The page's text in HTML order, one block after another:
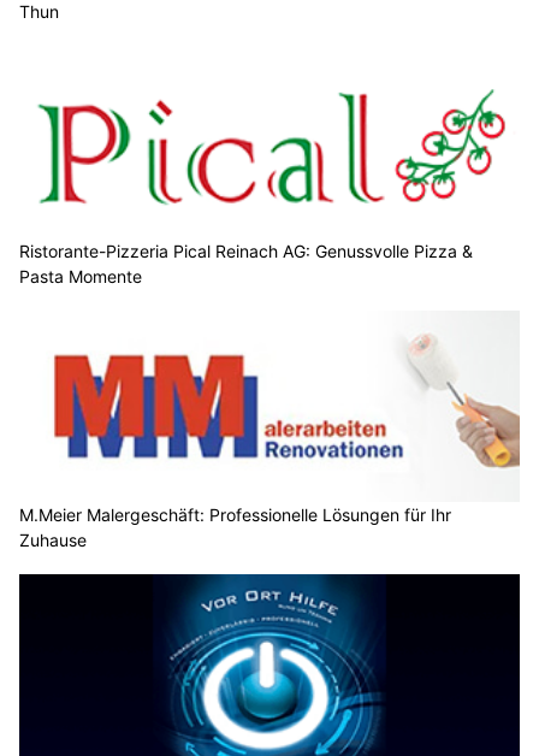
Thun
Ristorante-Pizzeria Pical Reinach AG: Genussvolle Pizza &
Pasta Momente
M.Meier Malergeschäft: Professionelle Lösungen für Ihr
Zuhause